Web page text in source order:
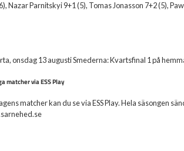
Nazar Parnitskyi 9+1 (5), Tomas Jonasson 7+2 (5),
onsdag 13 augusti Smederna: Kvartsfinal 1 på
matcher via ESS Play
matcher kan du se via ESS Play. Hela säsongen